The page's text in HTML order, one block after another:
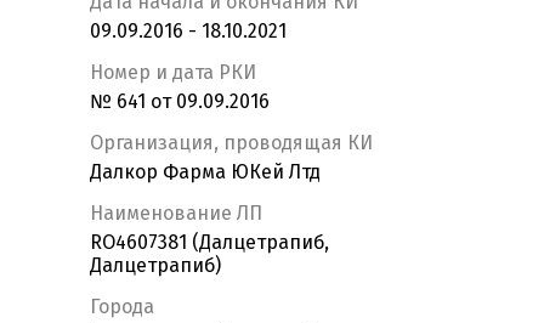
09.09.2016 - 18.10.2021
Номер и дата РКИ
№ 641 от 09.09.2016
Организация, проводящая КИ
Далкор Фарма ЮКей Лтд
Наименование ЛП
RO4607381 (Далцетрапиб,
Далцетрапиб)
Города